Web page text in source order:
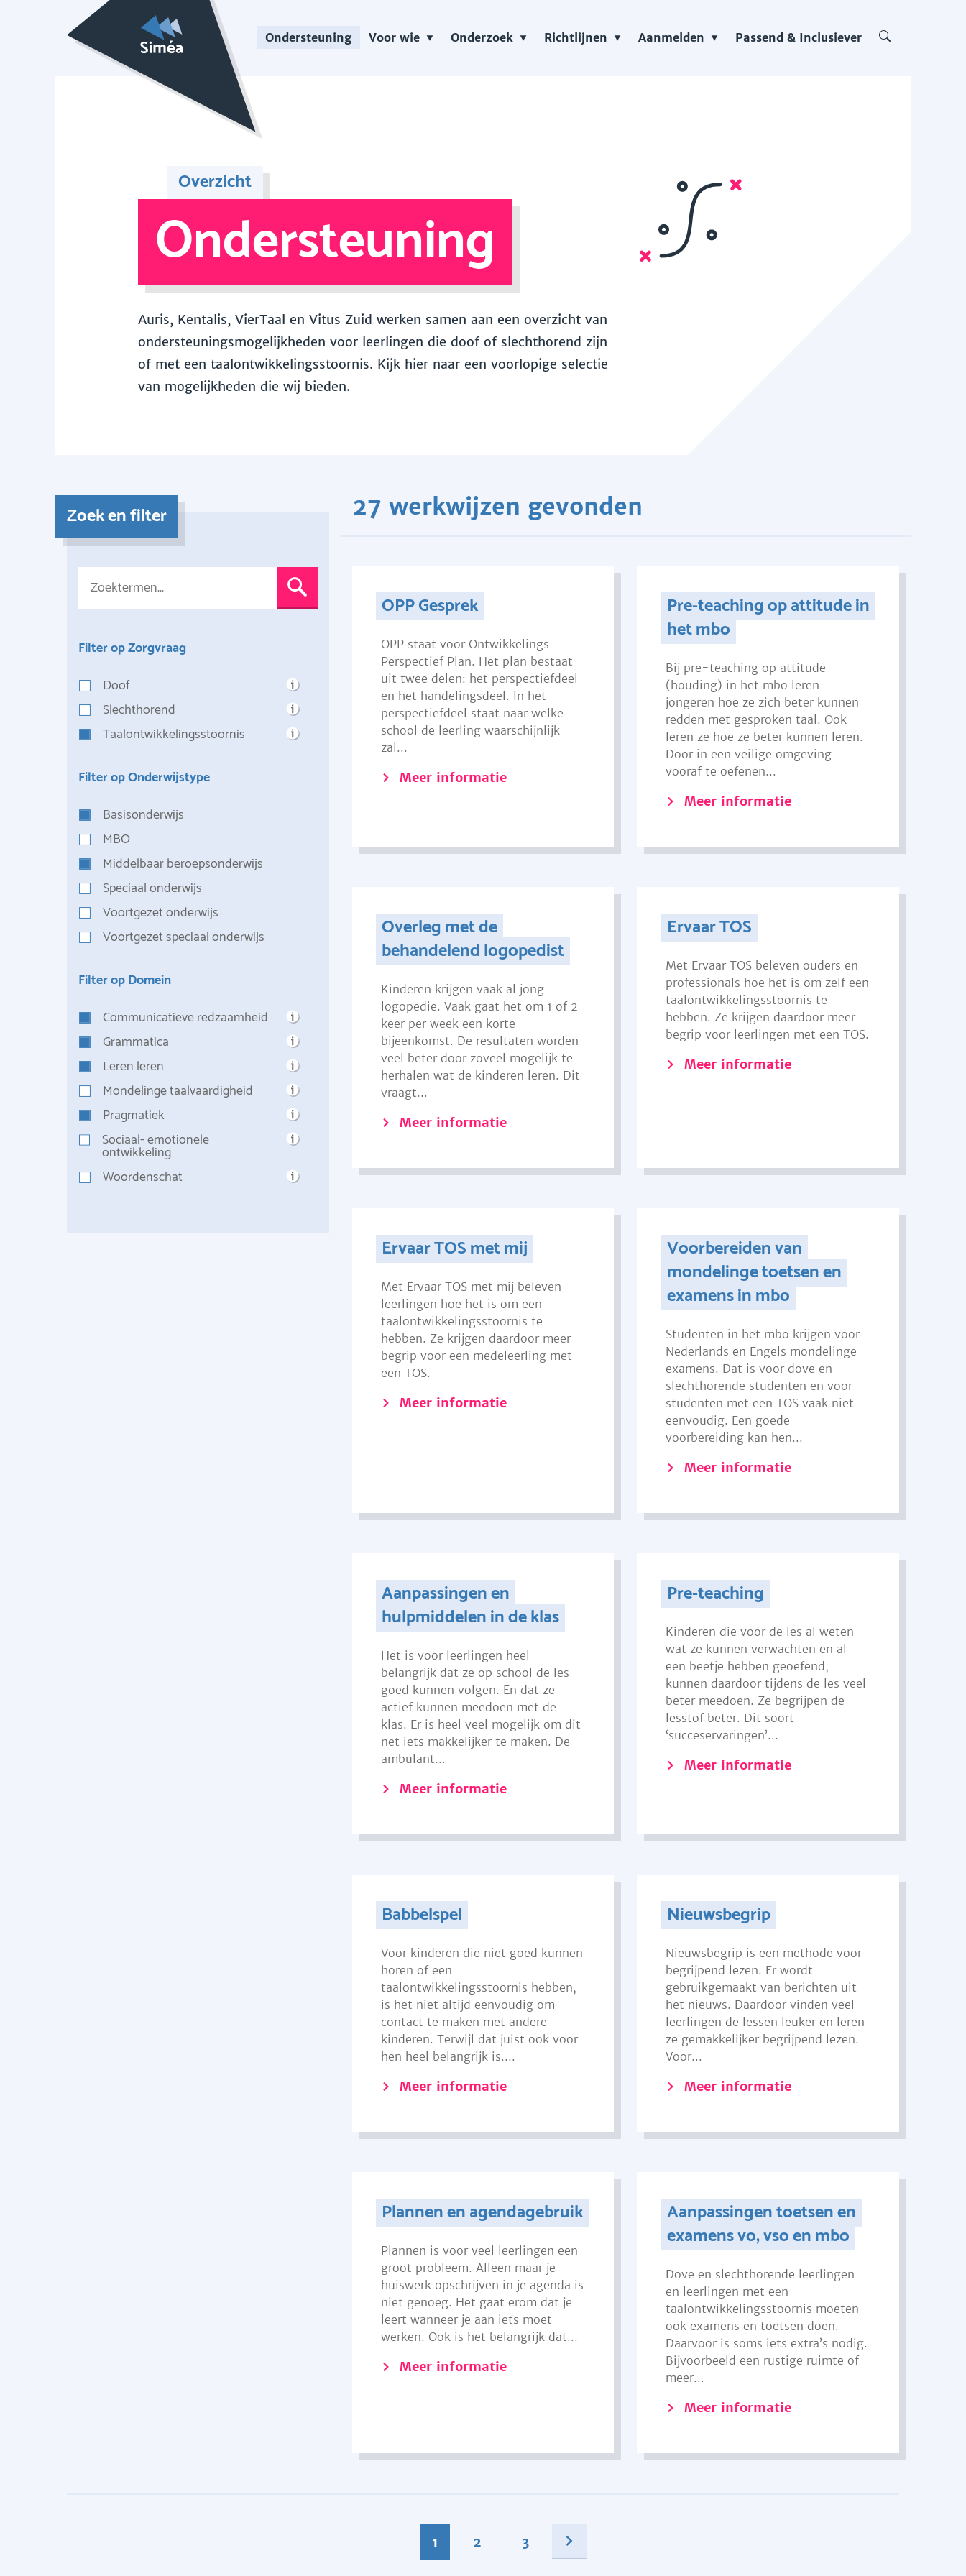
Ondersteuning Voor wie Onderzoek Richtlijnen Aanmelden Passend & Inclusiever
Overzicht
Ondersteuning
Auris, Kentalis, VierTaal en Vitus Zuid werken samen aan een overzicht van
ondersteuningsmogelijkheden voor leerlingen die doof of slechthorend zijn
of met een taalontwikkelingsstoornis. Kijk hier naar een voorlopige selectie
van mogelijkheden die wij bieden.
Zoek en filter
Filter op Zorgvraag
Doof
Slechthorend
Taalontwikkelingsstoornis
Filter op Onderwijstype
Basisonderwijs
MBO
Middelbaar beroepsonderwijs
Speciaal onderwijs
Voortgezet onderwijs
Voortgezet speciaal onderwijs
Filter op Domein
Communicatieve redzaamheid
Grammatica
Leren leren
Mondelinge taalvaardigheid
Pragmatiek
Sociaal- emotionele
ontwikkeling
Woordenschat
27 werkwijzen gevonden
OPP Gesprek
OPP staat voor Ontwikkelings
Perspectief Plan. Het plan bestaat
uit twee delen: het perspectiefdeel
en het handelingsdeel. In het
perspectiefdeel staat naar welke
school de leerling waarschijnlijk
zal...
Meer informatie
Pre-teaching op attitude in
het mbo
Bij pre-teaching op attitude
(houding) in het mbo leren
jongeren hoe ze zich beter kunnen
redden met gesproken taal. Ook
leren ze hoe ze beter kunnen leren.
Door in een veilige omgeving
vooraf te oefenen...
Meer informatie
Overleg met de
behandelend logopedist
Kinderen krijgen vaak al jong
logopedie. Vaak gaat het om 1 of 2
keer per week een korte
bijeenkomst. De resultaten worden
veel beter door zoveel mogelijk te
herhalen wat de kinderen leren. Dit
vraagt...
Meer informatie
Ervaar TOS
Met Ervaar TOS beleven ouders en
professionals hoe het is om zelf een
taalontwikkelingsstoornis te
hebben. Ze krijgen daardoor meer
begrip voor leerlingen met een TOS.
Meer informatie
Ervaar TOS met mij
Met Ervaar TOS met mij beleven
leerlingen hoe het is om een
taalontwikkelingsstoornis te
hebben. Ze krijgen daardoor meer
begrip voor een medeleerling met
een TOS.
Meer informatie
Voorbereiden van
mondelinge toetsen en
examens in mbo
Studenten in het mbo krijgen voor
Nederlands en Engels mondelinge
examens. Dat is voor dove en
slechthorende studenten en voor
studenten met een TOS vaak niet
eenvoudig. Een goede
voorbereiding kan hen...
Meer informatie
Aanpassingen en
hulpmiddelen in de klas
Het is voor leerlingen heel
belangrijk dat ze op school de les
goed kunnen volgen. En dat ze
actief kunnen meedoen met de
klas. Er is heel veel mogelijk om dit
net iets makkelijker te maken. De
ambulant...
Meer informatie
Pre-teaching
Kinderen die voor de les al weten
wat ze kunnen verwachten en al
een beetje hebben geoefend,
kunnen daardoor tijdens de les veel
beter meedoen. Ze begrijpen de
lesstof beter. Dit soort
‘succeservaringen’...
Meer informatie
Babbelspel
Voor kinderen die niet goed kunnen
horen of een
taalontwikkelingsstoornis hebben,
is het niet altijd eenvoudig om
contact te maken met andere
kinderen. Terwijl dat juist ook voor
hen heel belangrijk is....
Meer informatie
Nieuwsbegrip
Nieuwsbegrip is een methode voor
begrijpend lezen. Er wordt
gebruikgemaakt van berichten uit
het nieuws. Daardoor vinden veel
leerlingen de lessen leuker en leren
ze gemakkelijker begrijpend lezen.
Voor...
Meer informatie
Plannen en agendagebruik
Plannen is voor veel leerlingen een
groot probleem. Alleen maar je
huiswerk opschrijven in je agenda is
niet genoeg. Het gaat erom dat je
leert wanneer je aan iets moet
werken. Ook is het belangrijk dat...
Meer informatie
Aanpassingen toetsen en
examens vo, vso en mbo
Dove en slechthorende leerlingen
en leerlingen met een
taalontwikkelingsstoornis moeten
ook examens en toetsen doen.
Daarvoor is soms iets extra’s nodig.
Bijvoorbeeld een rustige ruimte of
meer...
Meer informatie
1 2 3